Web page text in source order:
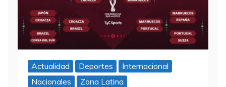
Actualidad Deportes
Internacional
Nacionales
Zona Latina